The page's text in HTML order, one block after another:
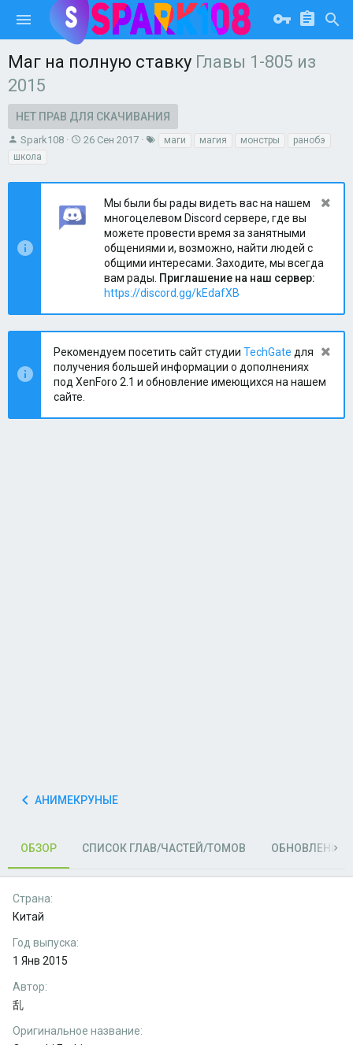
Маг на полную ставку Главы 1-805 из
2015
НЕТ ПРАВ ДЛЯ СКАЧИВАНИЯ
А
в
о
Spark108
Д
а
о
з
26 Сен 2017
и
маги магия монстры
ранобэ
школа
Мы были бы рады видеть вас на нашем
многоцелевом Discord сервере, где вы
можете провести время за занятными
общениями и, возможно, найти людей с
общими интересами. Заходите, мы всегда
вам рады. Приглашение на наш сервер:
https://discord.gg/kEdafXB
Рекомендуем посетить сайт студии TechGate для
получения большей информации о дополнениях
под XenForo 2.1 и обновление имеющихся на нашем
сайте.
АНИМЕКРУНЫЕ
ОБЗОР СПИСОК ГЛАВ/ЧАСТЕЙ/ТОМОВ ОБНОВЛЕНИЯ
Страна
Китай
Год выпуска
1 Янв 2015
Автор
乱
Оригинальное название